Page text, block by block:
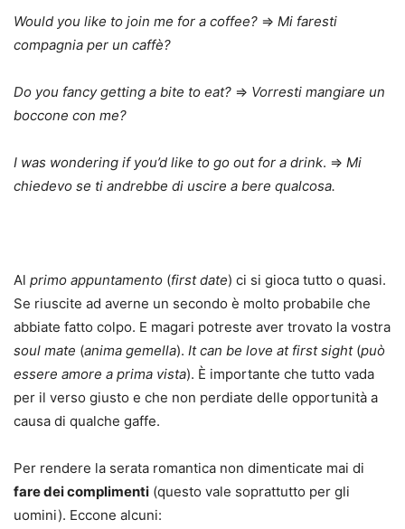
Would you like to join me for a coffee? ⇒ Mi faresti
compagnia per un caffè?
Do you fancy getting a bite to eat? ⇒ Vorresti mangiare un
boccone con me?
I was wondering if you’d like to go out for a drink. ⇒ Mi
chiedevo se ti andrebbe di uscire a bere qualcosa.
Al primo appuntamento (first date) ci si gioca tutto o quasi.
Se riuscite ad averne un secondo è molto probabile che
abbiate fatto colpo. E magari potreste aver trovato la vostra
soul mate (anima gemella). It can be love at first sight(può
essere amore a prima vista). È importante che tutto vada
per il verso giusto e che non perdiate delle opportunità a
causa di qualche gaffe.
Per rendere la serata romantica non dimenticate mai di
fare dei complimenti (questo vale soprattutto per gli
uomini). Eccone alcuni: